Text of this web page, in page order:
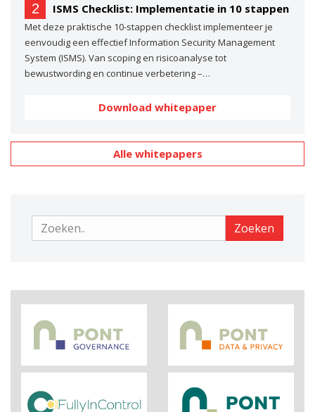
2 ISMS Checklist: Implementatie in 10 stappen
Met deze praktische 10-stappen checklist implementeer je
eenvoudig een effectief Information Security Management
System (ISMS). Van scoping en risicoanalyse tot
bewustwording en continue verbetering –…
Download whitepaper
Alle whitepapers
Zoeken Zoeken